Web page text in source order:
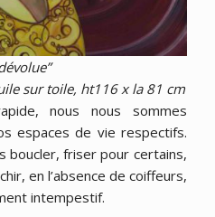
sur toile, ht116 x la 81 cm
nous nous sommes
espaces de vie respectifs.
boucler, friser pour certains,
en l’absence de coiffeurs,
intempestif.